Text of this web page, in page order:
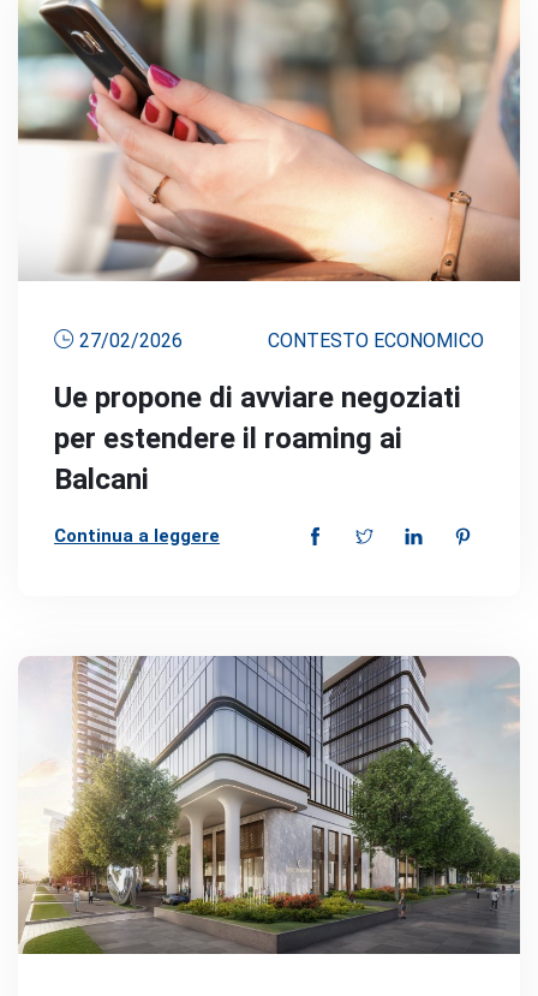
27/02/2026 CONTESTO ECONOMICO
Ue propone di avviare negoziati
per estendere il roaming ai
Balcani
Continua a leggere